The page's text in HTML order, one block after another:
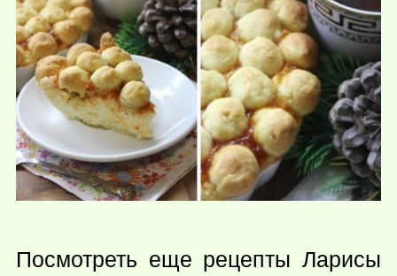
Посмотреть еще рецепты Ларисы